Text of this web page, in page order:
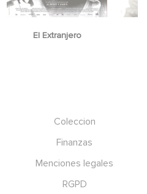
El Extranjero
Coleccion
Finanzas
Menciones legales
RGPD